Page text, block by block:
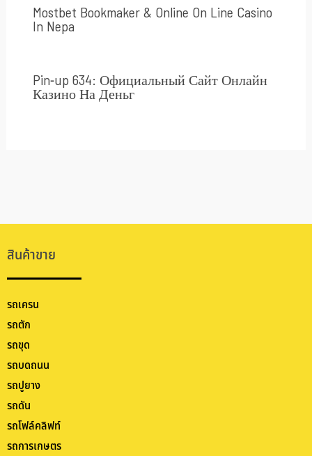
Mostbet Bookmaker & Online On Line Casino
In Nepa
Pin-up 634: Официальный Сайт Онлайн
Казино На Деньг
สินค้าขาย
รถเครน
รถตัก
รถขุด
รถบดถนน
รถปูยาง
รถดัน
รถโฟล์คลิฟท์
รถการเกษตร